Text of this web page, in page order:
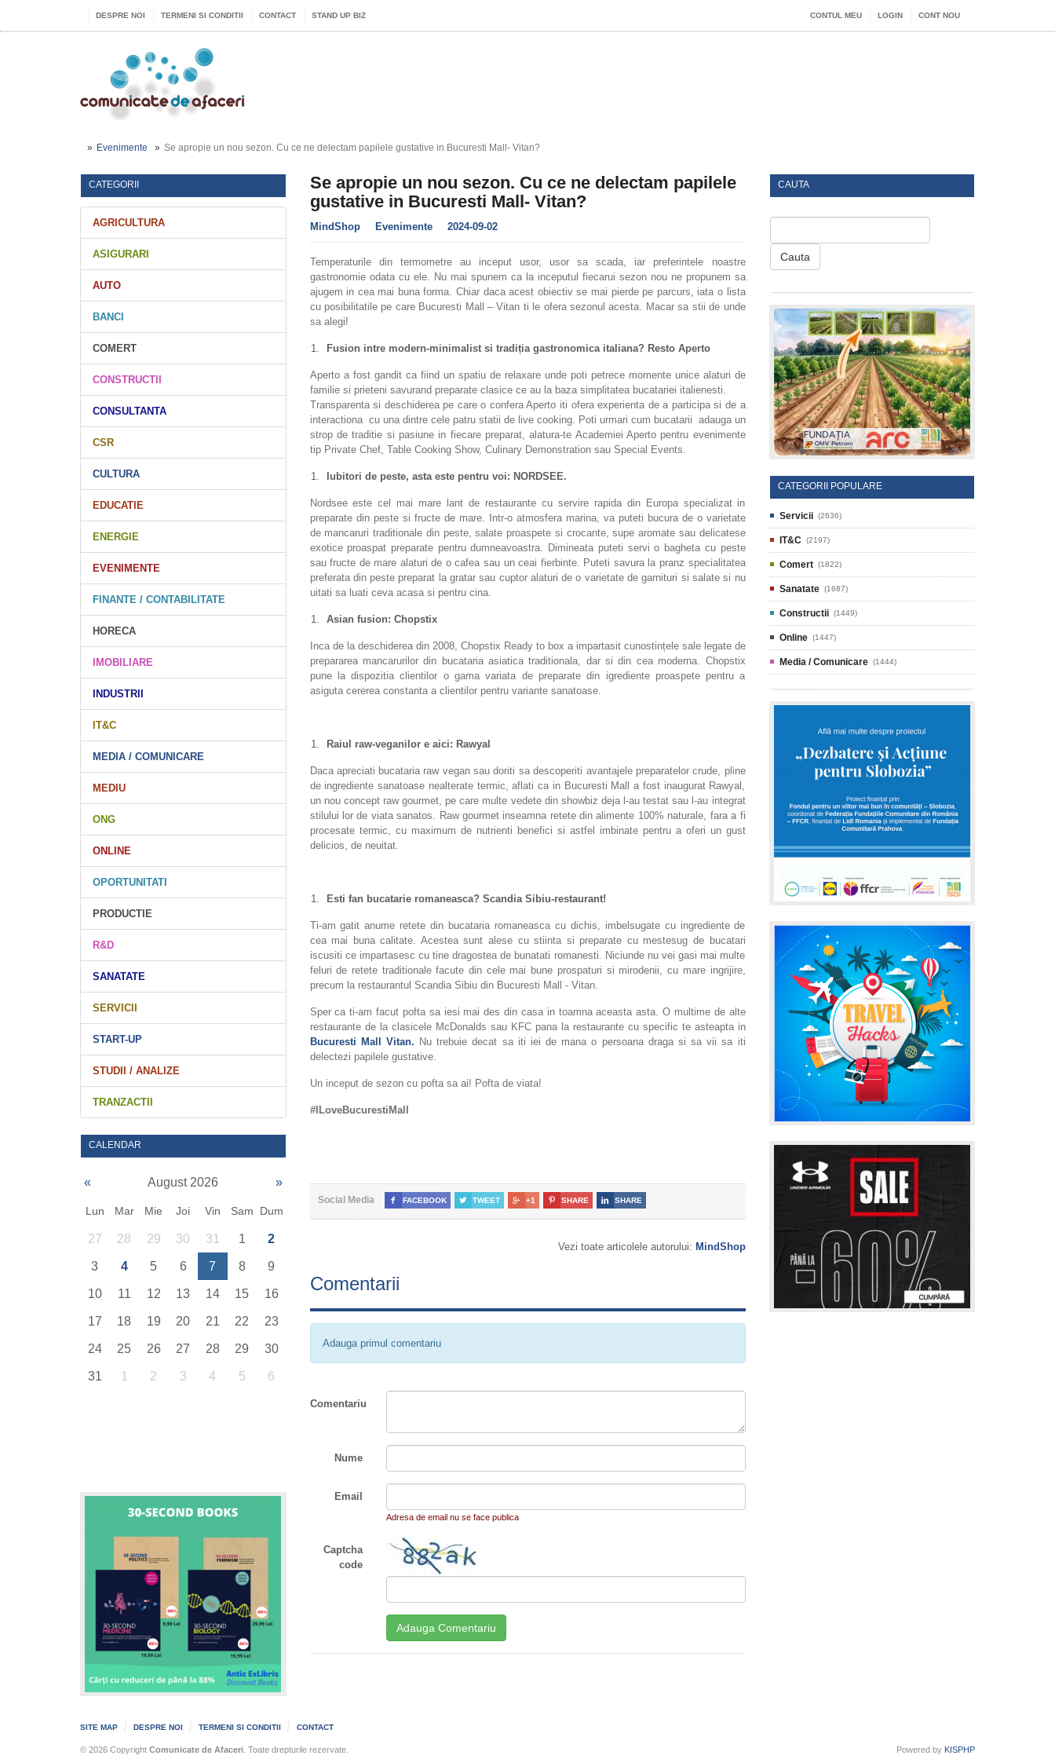
DESPRE NOI TERMENI SI CONDITII CONTACT STAND UP BIZ CONTUL MEU LOGIN CONT NOU
Evenimente Se apropie un nou sezon. Cu ce ne delectam papilele gustative in Bucuresti Mall- Vitan?
CATEGORII
AGRICULTURA
ASIGURARI
AUTO
BANCI
COMERT
CONSTRUCTII
CONSULTANTA
CSR
CULTURA
EDUCATIE
ENERGIE
EVENIMENTE
FINANTE / CONTABILITATE
HORECA
IMOBILIARE
INDUSTRII
IT&C
MEDIA / COMUNICARE
MEDIU
ONG
ONLINE
OPORTUNITATI
PRODUCTIE
R&D
SANATATE
SERVICII
START-UP
STUDII / ANALIZE
TRANZACTII
CALENDAR
« August 2026 »
Lun Mar Mie Joi Vin Sam Dum
27 28 29 30 31 1 2
3 4 5 6 7 8 9
10 11 12 13 14 15 16
17 18 19 20 21 22 23
24 25 26 27 28 29 30
31 1 2 3 4 5 6
Se apropie un nou sezon. Cu ce ne delectam papilele
gustative in Bucuresti Mall- Vitan?
MindShop Evenimente 2024-09-02
Temperaturile din termometre au inceput usor, usor sa scada, iar preferintele noastre
gastronomie odata cu ele. Nu mai spunem ca la inceputul fiecarui sezon nou ne propunem sa
ajugem in cea mai buna forma. Chiar daca acest obiectiv se mai pierde pe parcurs, iata o lista
cu posibilitatile pe care Bucuresti Mall – Vitan ti le ofera sezonul acesta. Macar sa stii de unde
sa alegi!
Fusion intre modern-minimalist si tradiția gastronomica italiana? Resto Aperto
Aperto a fost gandit ca fiind un spatiu de relaxare unde poti petrece momente unice alaturi de
familie si prieteni savurand preparate clasice ce au la baza simplitatea bucatariei italienesti.
Transparenta si deschiderea pe care o confera Aperto iti ofera experienta de a participa si de a
interactiona cu una dintre cele patru statii de live cooking. Poti urmari cum bucatarii adauga un
strop de traditie si pasiune in fiecare preparat, alatura-te Academiei Aperto pentru evenimente
tip Private Chef, Table Cooking Show, Culinary Demonstration sau Special Events.
Iubitori de peste, asta este pentru voi: NORDSEE.
Nordsee este cel mai mare lant de restaurante cu servire rapida din Europa specializat in
preparate din peste si fructe de mare. Intr-o atmosfera marina, va puteti bucura de o varietate
de mancaruri traditionale din peste, salate proaspete si crocante, supe aromate sau delicatese
exotice proaspat preparate pentru dumneavoastra. Dimineata puteti servi o bagheta cu peste
sau fructe de mare alaturi de o cafea sau un ceai fierbinte. Puteti savura la pranz specialitatea
preferata din peste preparat la gratar sau cuptor alaturi de o varietate de garnituri si salate si nu
uitati sa luati ceva acasa si pentru cina.
Asian fusion: Chopstix
Inca de la deschiderea din 2008, Chopstix Ready to box a impartasit cunostințele sale legate de
prepararea mancarurilor din bucataria asiatica traditionala, dar si din cea moderna. Chopstix
pune la dispozitia clientilor o gama variata de preparate din igrediente proaspete pentru a
asiguta cererea constanta a clientilor pentru variante sanatoase.
Raiul raw-veganilor e aici: Rawyal
Daca apreciati bucataria raw vegan sau doriti sa descoperiti avantajele preparatelor crude, pline
de ingrediente sanatoase nealterate termic, aflati ca in Bucuresti Mall a fost inaugurat Rawyal,
un nou concept raw gourmet, pe care multe vedete din showbiz deja l-au testat sau l-au integrat
stilului lor de viata sanatos. Raw gourmet inseamna retete din alimente 100% naturale, fara a fi
procesate termic, cu maximum de nutrienti benefici si astfel imbinate pentru a oferi un gust
delicios, de neuitat.
Esti fan bucatarie romaneasca? Scandia Sibiu-restaurant!
Ti-am gatit anume retete din bucataria romaneasca cu dichis, imbelsugate cu ingrediente de
cea mai buna calitate. Acestea sunt alese cu stiinta si preparate cu mestesug de bucatari
iscusiti ce impartasesc cu tine dragostea de bunatati romanesti. Niciunde nu vei gasi mai multe
feluri de retete traditionale facute din cele mai bune prospaturi si mirodenii, cu mare ingrijire,
precum la restaurantul Scandia Sibiu din Bucuresti Mall - Vitan.
Sper ca ti-am facut pofta sa iesi mai des din casa in toamna aceasta asta. O multime de alte
restaurante de la clasicele McDonalds sau KFC pana la restaurante cu specific te asteapta in
Bucuresti Mall Vitan. Nu trebuie decat sa iti iei de mana o persoana draga si sa vii sa iti
delectezi papilele gustative.
Un inceput de sezon cu pofta sa ai! Pofta de viata!
#ILoveBucurestiMall
Social Media  FACEBOOK  TWEET  +1  SHARE  SHARE
Vezi toate articolele autorului: MindShop
Comentarii
Adauga primul comentariu
Comentariu
Nume
Email
Adresa de email nu se face publica
Captcha
code
CAUTA
Cauta
CATEGORII POPULARE
Servicii (2636)
IT&C (2197)
Comert (1822)
Sanatate (1687)
Constructii (1449)
Online (1447)
Media / Comunicare (1444)
SITE MAP DESPRE NOI TERMENI SI CONDITII CONTACT
© 2026 Copyright Comunicate de Afaceri . Toate drepturile rezervate. Powered by KISPHP